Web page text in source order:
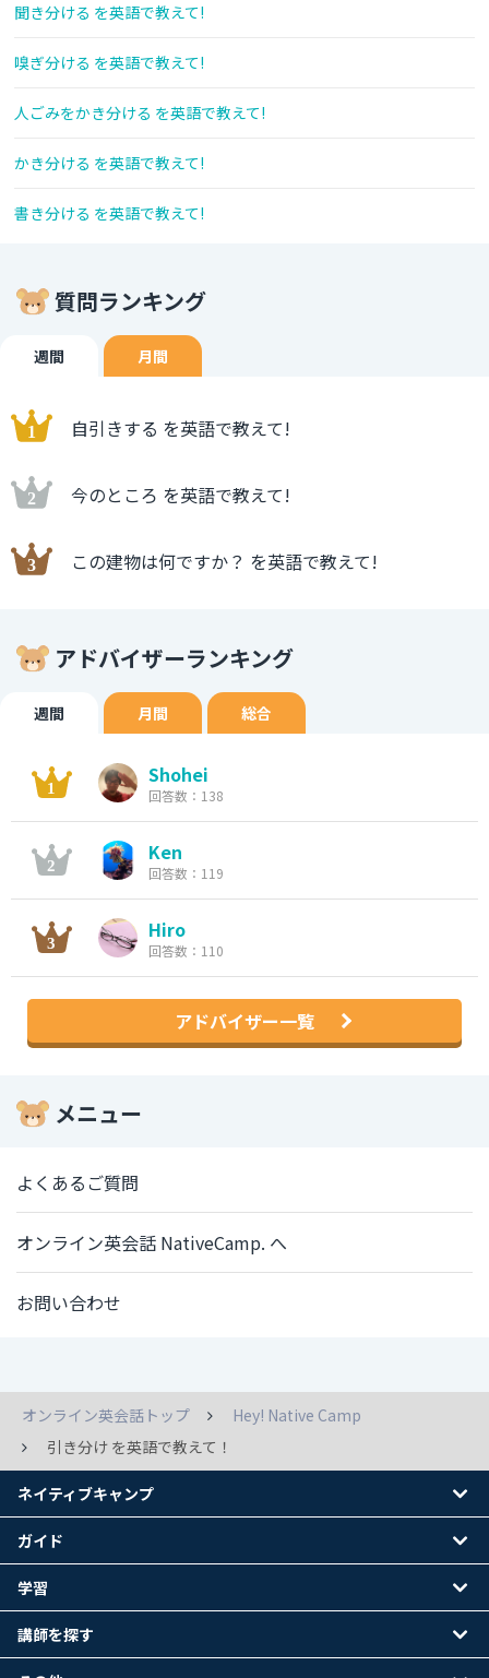
聞き分ける を英語で教えて!
嗅ぎ分ける を英語で教えて!
人ごみをかき分ける を英語で教えて!
かき分ける を英語で教えて!
書き分ける を英語で教えて!
質問ランキング
週間 月間
自引きする を英語で教えて!
今のところ を英語で教えて!
この建物は何ですか？ を英語で教えて!
アドバイザーランキング
週間 月間 総合
Shohei
回答数：138
Ken
回答数：119
Hiro
回答数：110
アドバイザー一覧
メニュー
よくあるご質問
オンライン英会話 NativeCamp. へ
お問い合わせ
オンライン英会話トップ
Hey! Native Camp
引き分け を英語で教えて！
ネイティブキャンプ
ガイド
学習
講師を探す